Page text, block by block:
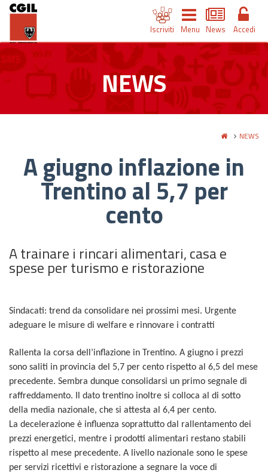
Iscriviti Menu News Accedi
NEWS
NEWS
A giugno inflazione in
Trentino al 5,7 per
cento
A trainare i rincari alimentari, casa e
spese per turismo e ristorazione
Sindacati: trend da consolidare nei prossimi mesi. Urgente
adeguare le misure di welfare e rinnovare i contratti
Rallenta la corsa dell’inflazione in Trentino. A giugno i prezzi
sono saliti in provincia del 5,7 per cento rispetto al 6,5 del mese
precedente. Sembra dunque consolidarsi un primo segnale di
raffreddamento. Il dato trentino inoltre si colloca al di sotto
della media nazionale, che si attesta al 6,4 per cento.
La decelerazione è influenza soprattutto dal rallentamento dei
prezzi energetici, mentre i prodotti alimentari restano stabili
rispetto al mese precedente. A livello nazionale sono le spese
per servizi ricettivi e ristorazione a segnare la voce di